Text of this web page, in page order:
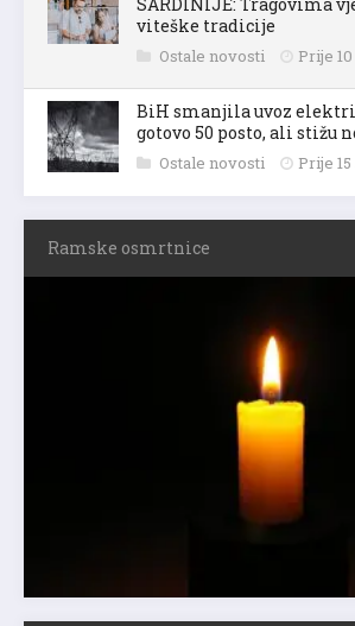
viteške tradicije
Ostale novosti Prije
BiH smanjila uvoz
gotovo 50 posto, ali stižu
Ostale novosti Prije
Ramske osmrtnice